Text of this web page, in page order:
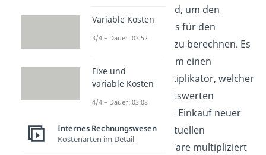
aufgeschlagen wird, um den
Listenverkaufspreis für den
Endkonsumenten zu berechnen. Es
handelt sich also um einen
festgesetzten Multiplikator, welcher
aus Vergangenheitswerten
ermittelt und beim Einkauf neuer
Waren mit dem aktuellen
Bezugspreis der Ware multipliziert
Variable Kosten
3/4 – Dauer: 03:52
Fixe und
variable Kosten
4/4 – Dauer: 03:08
Internes Rechnungswesen
Kostenarten im Detail